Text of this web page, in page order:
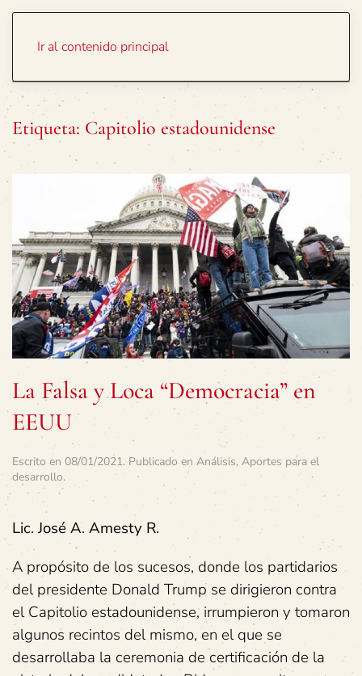
Ir al contenido principal
Etiqueta: Capitolio estadounidense
La Falsa y Loca “Democracia” en
EEUU
Escrito en 08/01/2021. Publicado en Análisis, Aportes para el
desarrollo.
Lic. José A. Amesty R.
A propósito de los sucesos, donde los partidarios
del presidente Donald Trump se dirigieron contra
el Capitolio estadounidense, irrumpieron y tomaron
algunos recintos del mismo, en el que se
desarrollaba la ceremonia de certificación de la